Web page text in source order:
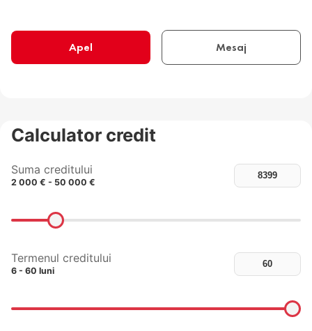
Apel Mesaj
Calculator credit
Suma creditului
2 000 € - 50 000 €
Termenul creditului
6 - 60 luni